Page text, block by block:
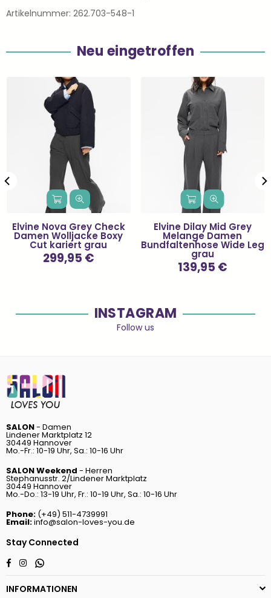
Artikelnummer: 262.703-548-1
Neu eingetroffen
Elvine Nova Grey Check
Damen Wolljacke Boxy
Cut kariert grau
Normaler
Preis
299,95 €
Elvine Dilay Mid Grey
Melange Damen
Bundfaltenhose Wide Leg
grau
Normaler
Preis
139,95 €
INSTAGRAM
Follow us
SALON- Damen
Lindener Marktplatz 12
30449 Hannover
Mo.-Fr.: 10-19 Uhr, Sa.: 10-16 Uhr
SALON Weekend - Herren
Stephanusstr. 2/Lindener Marktplatz
30449 Hannover
Mo.-Do.: 13-19 Uhr, Fr.: 10-19 Uhr, Sa.: 10-16 Uhr
Phone: (+49) 511-4739991
Email:info@salon-loves-you.de
Stay Connected
Facebook
InstagramWhatsapp
INFORMATIONEN